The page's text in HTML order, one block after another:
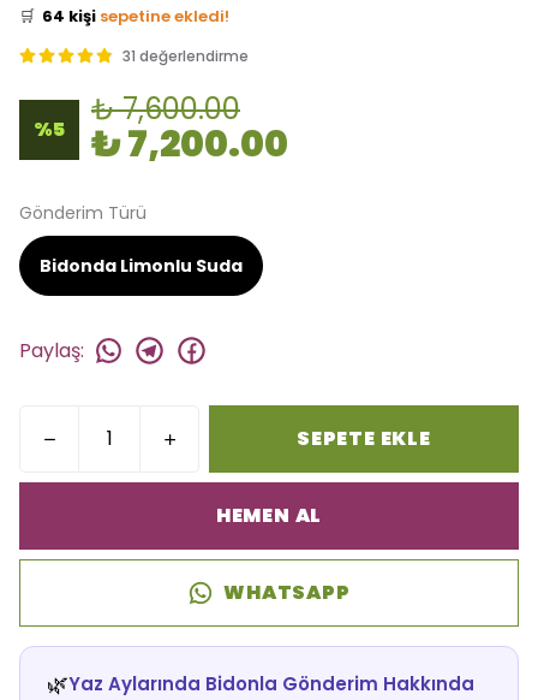
🛒 64 kişi sepetine ekledi!
✅
Bugün 58 adet
yapılıyor!
31 değerlendirme
%5
₺ 7,600.00
₺ 7,200.00
Gönderim Türü
Bidonda Limonlu Suda
Paylaş:
SEPETE EKLE
HEMEN AL
WHATSAPP
🌿Yaz Aylarında Bidonla Gönderim Hakkında